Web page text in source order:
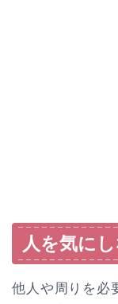
人を気に
他人や周りを必